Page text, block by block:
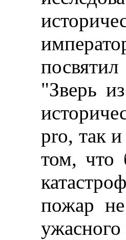
"Зверь
pro, так
том, что
пожар
ужасного